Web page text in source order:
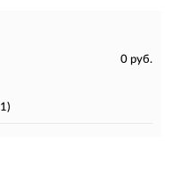
0 руб.